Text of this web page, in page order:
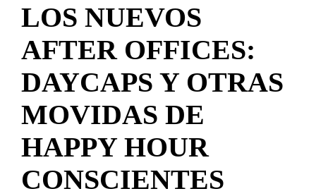
LOS NUEVOS
AFTER OFFICES:
DAYCAPS Y OTRAS
MOVIDAS DE
HAPPY HOUR
CONSCIENTES